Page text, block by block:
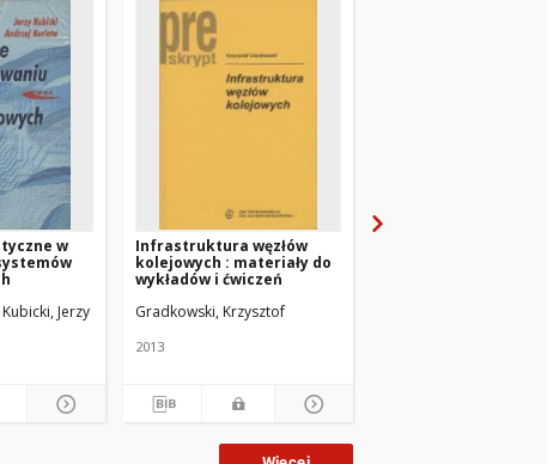
w
Kubicki, Jerzy
Infrastruktura węzłów
kolejowych : materiały do
wykładów i ćwiczeń
Gradkowski, Krzysztof
2013